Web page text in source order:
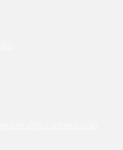
d’Art contemporain